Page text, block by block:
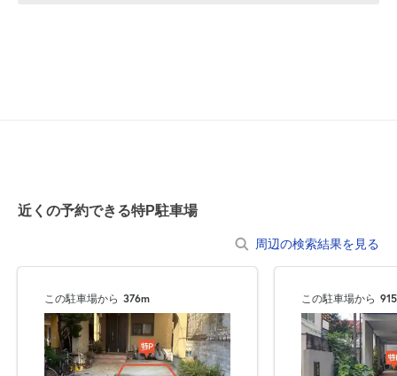
8月25日 (火)
近くの予約できる特P駐車場
周辺の検索結果を見る
この駐車場から 376m この駐車場から